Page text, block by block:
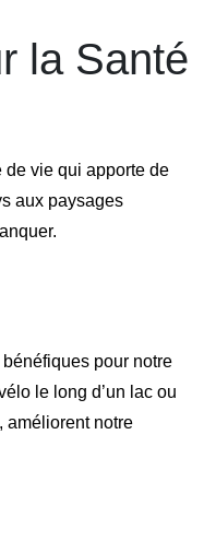
la Santé
de vie qui apporte de
aux paysages
pour notre
le long d’un lac ou
améliorent notre